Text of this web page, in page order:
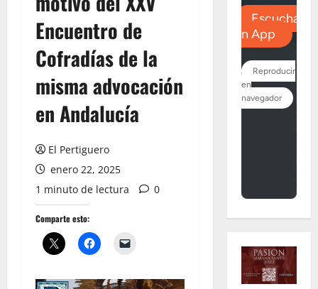
Encuentro de
Cofradías de la
misma advocación
en Andalucía
El Pertiguero
enero 22, 2025
1 minuto de lectura
0
Comparte esto: